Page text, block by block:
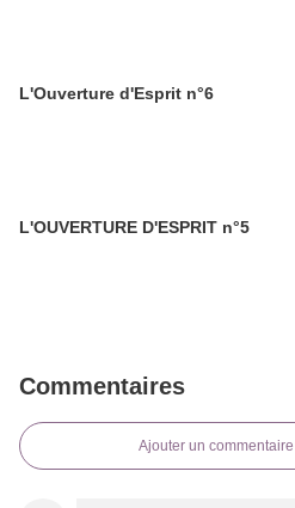
L'Ouverture d'Esprit n°6
L'OUVERTURE D'ESPRIT n°5
Commentaires
Ajouter un commentaire